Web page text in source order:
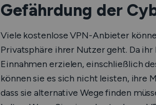
Gefährdung der
Viele kostenlose VPN-Anbieter
Privatsphäre ihrer Nutzer geht. Da
Einnahmen erzielen, einschließlich
können sie es sich nicht leisten, ihre
dass sie alternative Wege finden